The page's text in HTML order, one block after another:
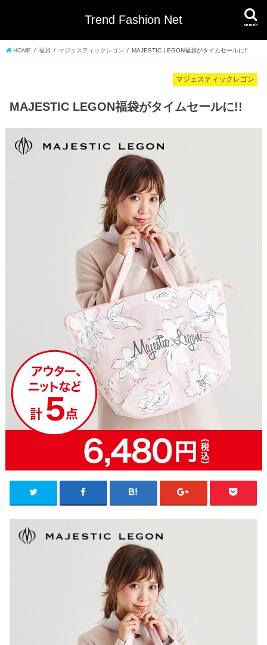
Trend Fashion Net search
HOME 福袋 マジェスティックレゴン MAJESTIC LEGON福袋がタイムセールに!!
マジェスティックレゴン
MAJESTIC LEGON福袋がタイムセールに!!